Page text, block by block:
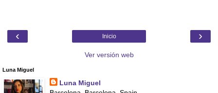
‹ ›
Inicio
Ver versión web
Luna Miguel
Luna Miguel